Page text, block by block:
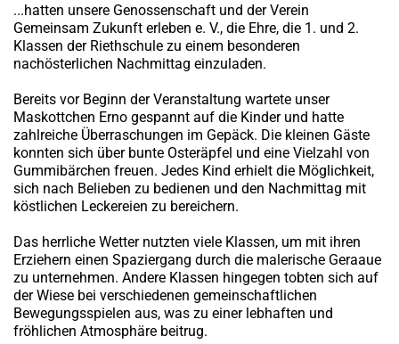
...hatten unsere Genossenschaft und der Verein
Gemeinsam Zukunft erleben e. V., die Ehre, die 1. und 2.
Klassen der Riethschule zu einem besonderen
nachösterlichen Nachmittag einzuladen.
Bereits vor Beginn der Veranstaltung wartete unser
Maskottchen Erno gespannt auf die Kinder und hatte
zahlreiche Überraschungen im Gepäck. Die kleinen Gäste
konnten sich über bunte Osteräpfel und eine Vielzahl von
Gummibärchen freuen. Jedes Kind erhielt die Möglichkeit,
sich nach Belieben zu bedienen und den Nachmittag mit
köstlichen Leckereien zu bereichern.
Das herrliche Wetter nutzten viele Klassen, um mit ihren
Erziehern einen Spaziergang durch die malerische Geraaue
zu unternehmen. Andere Klassen hingegen tobten sich auf
der Wiese bei verschiedenen gemeinschaftlichen
Bewegungsspielen aus, was zu einer lebhaften und
fröhlichen Atmosphäre beitrug.